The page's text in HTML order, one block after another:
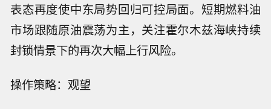
表态再度使中东局势回归可控局面。短期燃料油
市场跟随原油震荡为主，关注霍尔木兹海峡持续
封锁情景下的再次大幅上行风险。
操作策略：观望